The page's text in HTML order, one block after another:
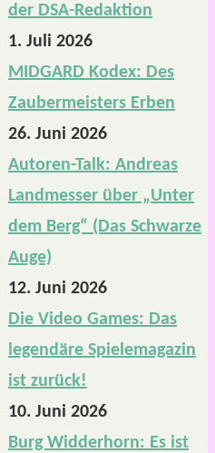
der DSA-Redaktion
1. Juli 2026
MIDGARD Kodex: Des
Zaubermeisters Erben
26. Juni 2026
Autoren-Talk: Andreas
Landmesser über „Unter
dem Berg“ (Das Schwarze
Auge)
12. Juni 2026
Die Video Games: Das
legendäre Spielemagazin
ist zurück!
10. Juni 2026
Burg Widderhorn: Es ist